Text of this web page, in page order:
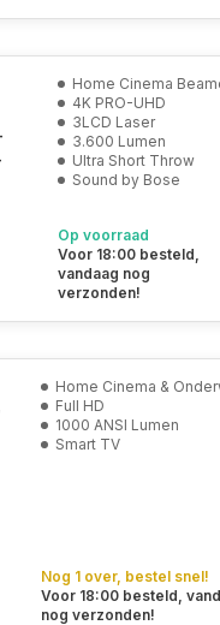
Home Cinema
4K PRO-UHD
3LCD Laser
3.600 Lumen
Ultra Short Throw
Sound by Bose
Op voorraad
Voor 18:00 besteld,
vandaag nog
verzonden!
Home Cinema &
Full HD
1000 ANSI Lumen
Smart TV
Nog 1 over, bestel snel!
Voor 18:00 besteld,
nog verzonden!